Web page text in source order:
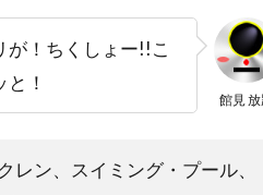
トム・サイズモア
トム・シックス
トム・シュルマン
トム・ハンクス
館見
が！ちくしょー!!こ
！
レン、スイミング・プール、